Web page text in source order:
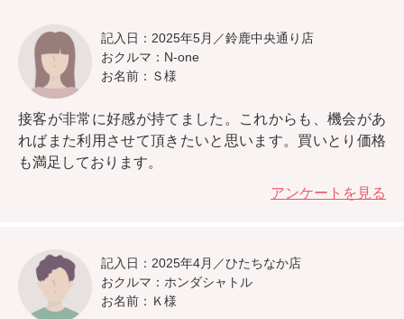
記入日：2025年5月／鈴鹿中央通り店
おクルマ：N-one
お名前：Ｓ様
接客が非常に好感が持てました。これからも、機会があ
ればまた利用させて頂きたいと思います。 買いとり価格
も満足しております。
アンケートを見る
記入日：2025年4月／ひたちなか店
おクルマ：ホンダシャトル
お名前：Ｋ様